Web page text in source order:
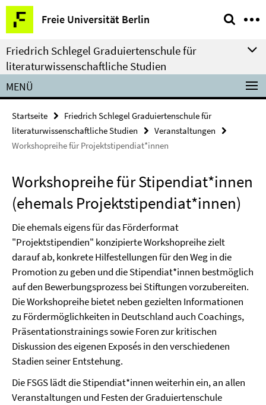
Springe
direkt
zu
Inhalt
Freie Universität Berlin
Service-
Navigation
Friedrich Schlegel Graduiertenschule für
literaturwissenschaftliche Studien
MENÜ
Startseite
Friedrich Schlegel Graduiertenschule für
literaturwissenschaftliche Studien
Veranstaltungen
Workshopreihe für Projektstipendiat*innen
Workshopreihe für Stipendiat*innen
(ehemals Projektstipendiat*innen)
Die ehemals eigens für das Förderformat
"Projektstipendien" konzipierte Workshopreihe zielt
darauf ab, konkrete Hilfestellungen für den Weg in die
Promotion zu geben und die Stipendiat*innen bestmöglich
auf den Bewerbungsprozess bei Stiftungen vorzubereiten.
Die Workshopreihe bietet neben gezielten Informationen
zu Fördermöglichkeiten in Deutschland auch Coachings,
Präsentationstrainings sowie Foren zur kritischen
Diskussion des eigenen Exposés in den verschiedenen
Stadien seiner Entstehung.
Die FSGS lädt die Stipendiat*innen weiterhin ein, an allen
Veranstaltungen und Festen der Graduiertenschule